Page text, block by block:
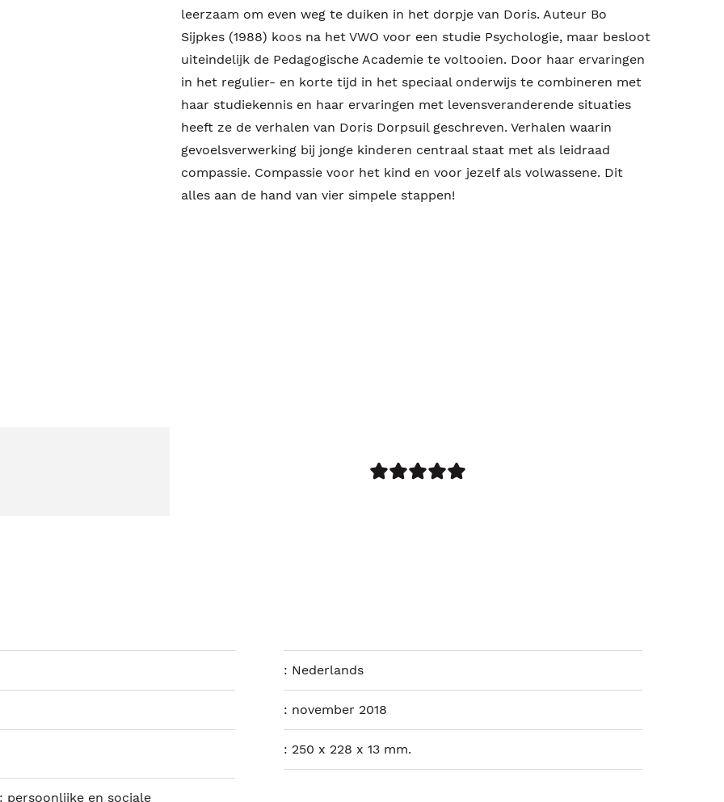
leerzaam om even weg te duiken in het dorpje van Doris. Auteur Bo
Sijpkes (1988) koos na het VWO voor een studie Psychologie, maar besloot
uiteindelijk de Pedagogische Academie te voltooien. Door haar ervaringen
in het regulier- en korte tijd in het speciaal onderwijs te combineren met
haar studiekennis en haar ervaringen met levensveranderende situaties
heeft ze de verhalen van Doris Dorpsuil geschreven. Verhalen waarin
gevoelsverwerking bij jonge kinderen centraal staat met als leidraad
compassie. Compassie voor het kind en voor jezelf als volwassene. Dit
alles aan de hand van vier simpele stappen!
: Nederlands
: november 2018
: 250 x 228 x 13 mm.
persoonlijke en sociale